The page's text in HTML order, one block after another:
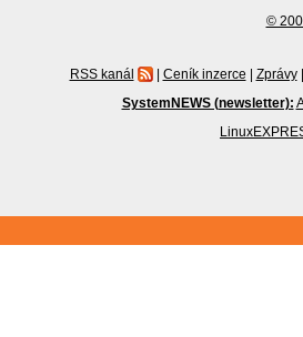
©
RSS kanál | Ceník inzerce | Zprávy |
SystemNEWS (newsletter):